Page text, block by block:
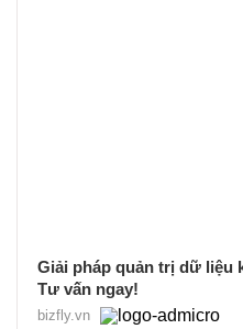
Giải pháp quản trị dữ liệu
Tư vấn ngay!
bizfly.vn